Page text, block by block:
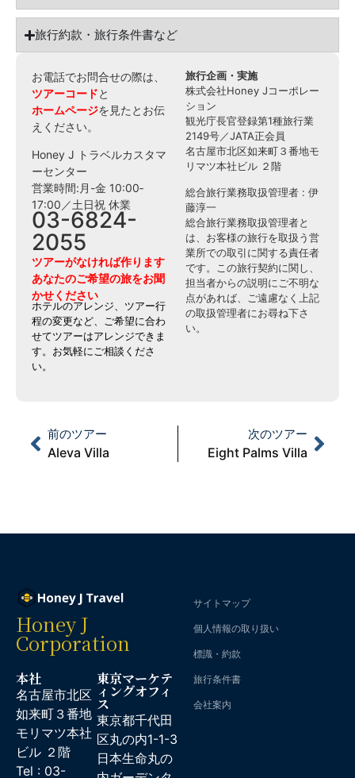
旅行約款・旅行条件書など
お電話でお問合せの際は、
ツアーコードと
ホームページを見たとお伝
えください。
Honey J トラベルカスタマ
ーセンター
営業時間:月-金 10:00‐
17:00／土日祝 休業
03-6824-
2055
ツアーがなければ作ります
あなたのご希望の旅をお聞
かせください
ホテルのアレンジ、ツアー行
程の変更など、ご希望に合わ
せてツアーはアレンジできま
す。お気軽にご相談くださ
い。
旅行企画・実施
株式会社Honey Jコーポレー
ション
観光庁長官登録第1種旅行業
2149号／JATA正会員
名古屋市北区如来町３番地モ
リマツ本社ビル ２階
総合旅行業務取扱管理者 : 伊
藤淳一
総合旅行業務取扱管理者と
は、お客様の旅行を取扱う営
業所での取引に関する責任者
です。この旅行契約に関し、
担当者からの説明にご不明な
点があれば、ご遠慮なく上記
の取扱管理者にお尋ね下さ
い。
前のツアー
Aleva Villa
次のツアー
Eight Palms Villa
Honey J
Corporation
本社
名古屋市北区
如来町３番地
モリマツ本社
ビル ２階
Tel : 03-
東京マーケテ
ィングオフィ
ス
東京都千代田
区丸の内1-1-3
日本生命丸の
サイトマップ
個人情報の取り扱い
標識・約款
旅行条件書
会社案内